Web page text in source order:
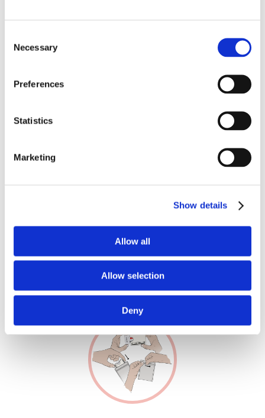
Selection
Necessary
Preferences
Statistics
Marketing
Show details
Allow all
Allow selection
Deny
delicatamente il dito e attendere che una goccia di
sangue cada da sola all’interno del cerchio. Se una